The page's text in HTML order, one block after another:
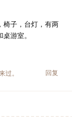
椅子，台灯，有两
游室。
回复
过。